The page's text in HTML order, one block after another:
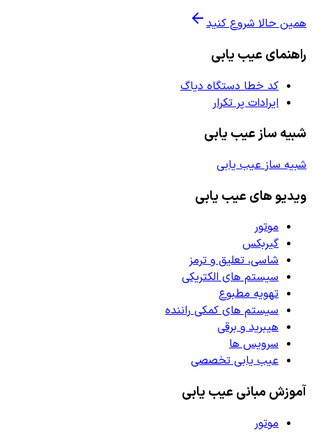
همین حالا شروع کنید
راهنمای عیب یابی
کد خطا دستگاه دیاگ
ایرادات پر تکرار
شبیه ساز عیب یابی
شبیه ساز عیب یابی
ویدیو های عیب یابی
موتور
گیربکس
شاسی، تعلیق و ترمز
سیستم های الکتریکی
تهویه مطبوع
سیستم های کمکی راننده
هیبرید و برقی
سرویس ها
عیب یابی تخصصی
آموزش مبانی عیب یابی
موتور